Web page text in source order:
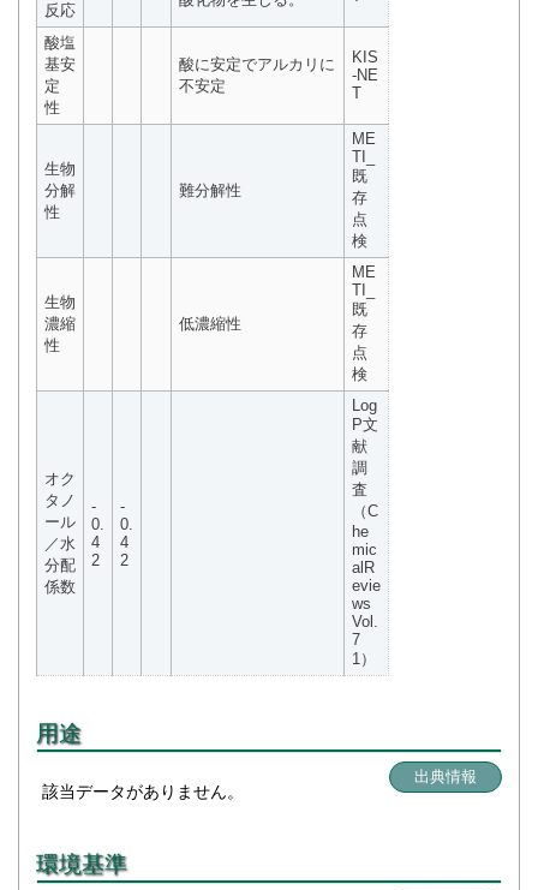
反応
酸塩
基安
定
性
酸に安定でアルカリに
不安定
KIS
-NE
T
生物
分解
性
難分解性
ME
TI_
既
存
点
検
生物
濃縮
性
低濃縮性
ME
TI_
既
存
点
検
オク
タノ
ール
／水
分配
係数
-
0.
4
2
-
0.
4
2
Log
P文
献
調
査
（C
he
mic
alR
evie
ws
Vol.
7
1）
用途
出典情報
該当データがありません。
環境基準